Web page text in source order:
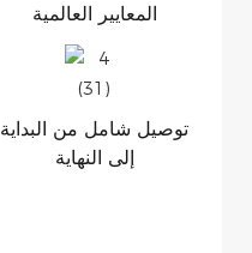
المعايير العالمية
توصيل شامل من البداية
إلى النهاية